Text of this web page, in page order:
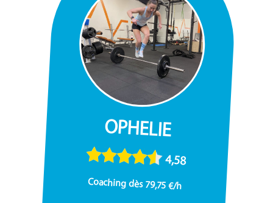
OPHELIE
4,58
Coaching dès 79,75 €/h